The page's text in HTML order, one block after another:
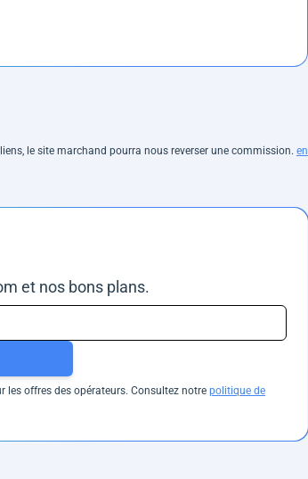
le site marchand pourra nous reverser une commission. en
et nos bons plans.
les offres des opérateurs. Consultez notre politique de